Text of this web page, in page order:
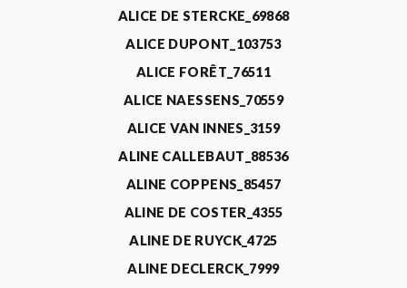
ALICE DE STERCKE_69868
ALICE DUPONT_103753
ALICE FORÊT_76511
ALICE NAESSENS_70559
ALICE VAN INNES_3159
ALINE CALLEBAUT_88536
ALINE COPPENS_85457
ALINE DE COSTER_4355
ALINE DE RUYCK_4725
ALINE DECLERCK_7999